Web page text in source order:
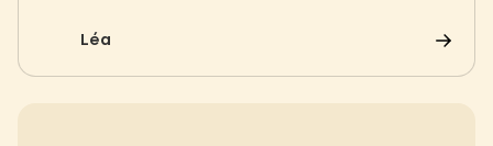
fortezza, museo e paesaggi della Loira.
Léa